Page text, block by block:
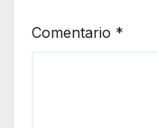
Comentario *